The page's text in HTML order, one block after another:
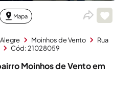
Mapa
Moinhos de Vento
Rua
Cód: 21028059
Moinhos de Vento em